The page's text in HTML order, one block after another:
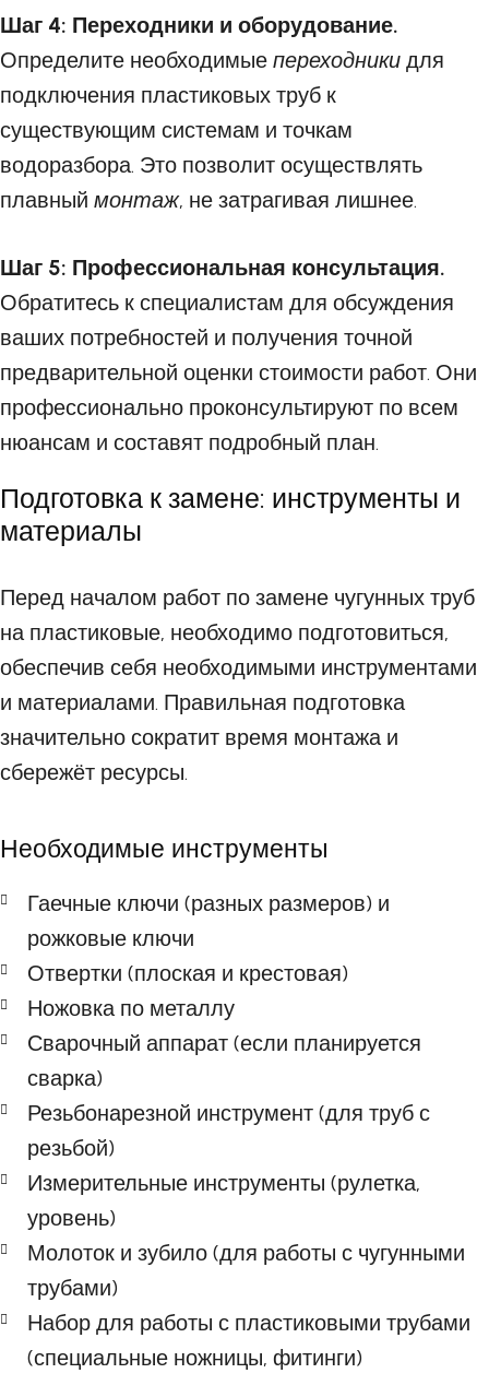
Шаг 4: Переходники и оборудование.
Определите необходимые переходники для
подключения пластиковых труб к
существующим системам и точкам
водоразбора. Это позволит осуществлять
плавный монтаж, не затрагивая лишнее.
Шаг 5: Профессиональная консультация.
Обратитесь к специалистам для обсуждения
ваших потребностей и получения точной
предварительной оценки стоимости работ. Они
профессионально проконсультируют по всем
нюансам и составят подробный план.
Подготовка к замене: инструменты и
материалы
Перед началом работ по замене чугунных труб
на пластиковые, необходимо подготовиться,
обеспечив себя необходимыми инструментами
и материалами. Правильная подготовка
значительно сократит время монтажа и
сбережёт ресурсы.
Необходимые инструменты
Гаечные ключи (разных размеров) и
рожковые ключи
Отвертки (плоская и крестовая)
Ножовка по металлу
Сварочный аппарат (если планируется
сварка)
Резьбонарезной инструмент (для труб с
резьбой)
Измерительные инструменты (рулетка,
уровень)
Молоток и зубило (для работы с чугунными
трубами)
Набор для работы с пластиковыми трубами
(специальные ножницы, фитинги)